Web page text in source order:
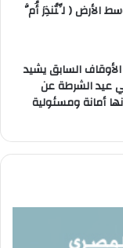
الأرض ( لِّتُنذِرَ أُمَّ
السابق يشيد
عيد الشرطة عن
أمانة ومسئولية